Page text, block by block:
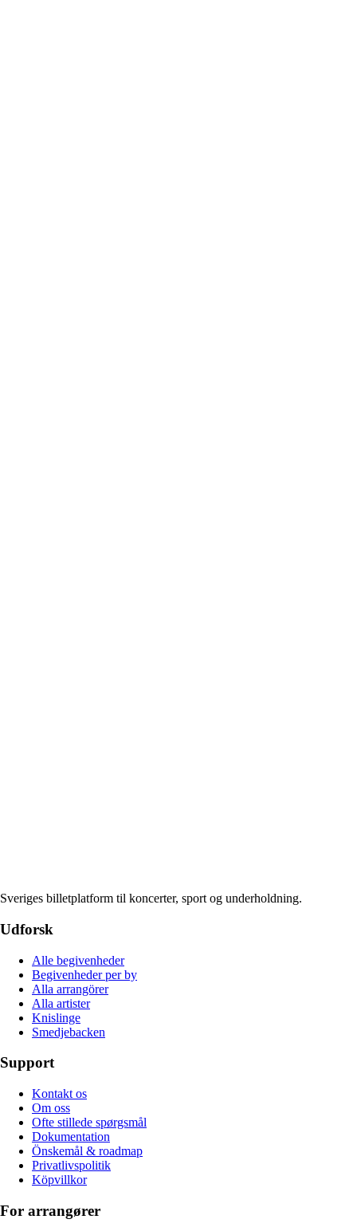
Sveriges billetplatform til koncerter, sport og underholdning.
Udforsk
Alle begivenheder
Begivenheder per by
Alla arrangörer
Alla artister
Knislinge
Smedjebacken
Support
Kontakt os
Om oss
Ofte stillede spørgsmål
Dokumentation
Önskemål & roadmap
Privatlivspolitik
Köpvillkor
For arrangører